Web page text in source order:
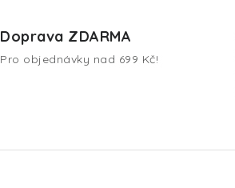
Doprava ZDARMA
Pro objednávky nad 699 Kč!